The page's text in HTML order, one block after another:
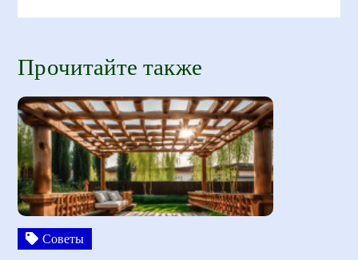
Прочитайте также
Советы